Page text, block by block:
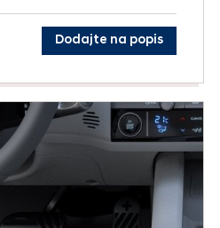
Dodajte na popis